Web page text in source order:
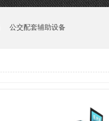
公交配套辅助设备